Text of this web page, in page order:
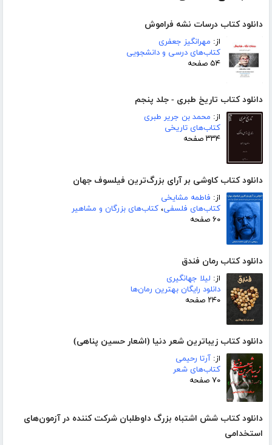
دانلود کتاب درسات نشه فراموش
از: مهرانگیز جعفری
کتاب‌های درسی و دانشجویی
۵۴ صفحه
دانلود کتاب تاریخ طبری - جلد پنجم
از: محمد بن جریر طبری
کتاب‌های تاریخی
۳۳۴ صفحه
دانلود کتاب کاوشی بر آرای بزرگ‌ترین فیلسوف جهان
از: فاطمه مشایخی
کتاب‌های فلسفی، کتاب‌های بزرگان و مشاهیر
۶۰ صفحه
دانلود کتاب رمان فندق
از: لیلا جهانگیری
دانلود رایگان بهترین رمان‌ها
۲۴۰ صفحه
دانلود کتاب زیباترین شعر دنیا (اشعار حسین پناهی)
از: آرتا رحیمی
کتاب‌های شعر
۷۰ صفحه
دانلود کتاب شش اشتباه بزرگ داوطلبان شرکت کننده در آزمون‌های
استخدامی